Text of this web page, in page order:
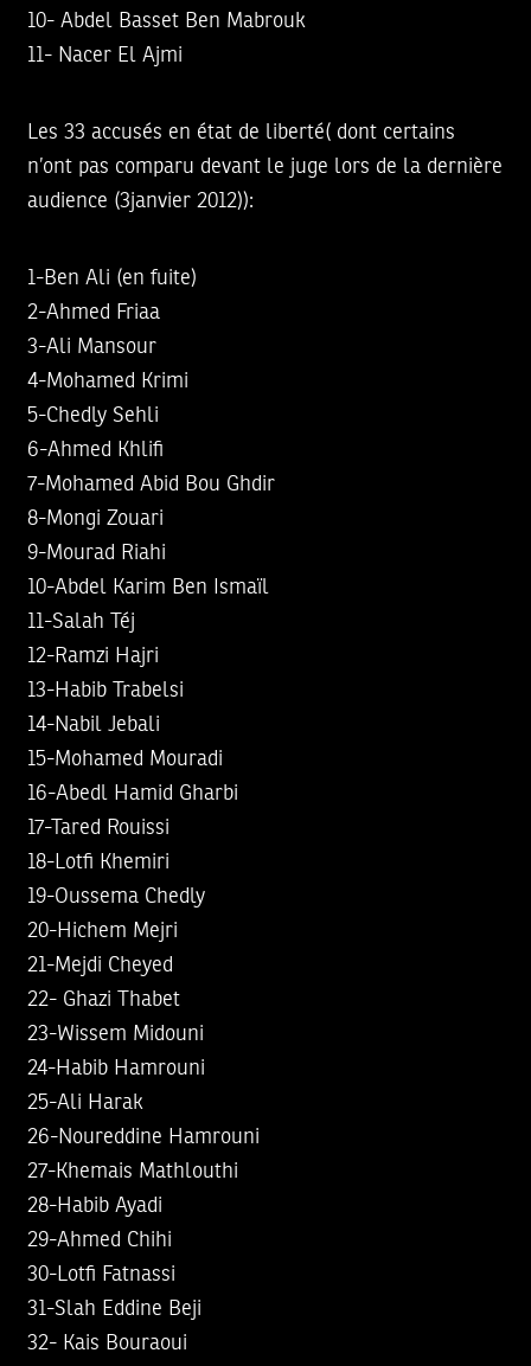
10- Abdel Basset Ben Mabrouk
11- Nacer El Ajmi
Les 33 accusés en état de liberté( dont certains
n’ont pas comparu devant le juge lors de la dernière
audience (3janvier 2012)):
1-Ben Ali (en fuite)
2-Ahmed Friaa
3-Ali Mansour
4-Mohamed Krimi
5-Chedly Sehli
6-Ahmed Khlifi
7-Mohamed Abid Bou Ghdir
8-Mongi Zouari
9-Mourad Riahi
10-Abdel Karim Ben Ismaïl
11-Salah Téj
12-Ramzi Hajri
13-Habib Trabelsi
14-Nabil Jebali
15-Mohamed Mouradi
16-Abedl Hamid Gharbi
17-Tared Rouissi
18-Lotfi Khemiri
19-Oussema Chedly
20-Hichem Mejri
21-Mejdi Cheyed
22- Ghazi Thabet
23-Wissem Midouni
24-Habib Hamrouni
25-Ali Harak
26-Noureddine Hamrouni
27-Khemais Mathlouthi
28-Habib Ayadi
29-Ahmed Chihi
30-Lotfi Fatnassi
31-Slah Eddine Beji
32- Kais Bouraoui